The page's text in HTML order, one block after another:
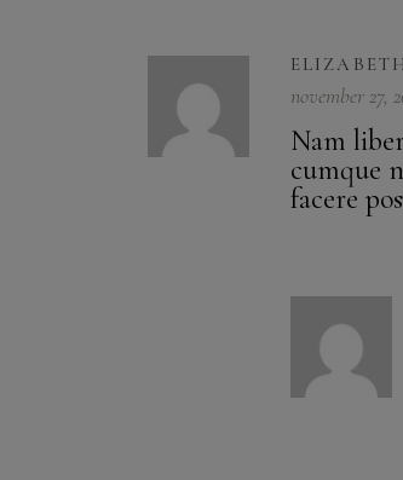
november 27,
Nam
cumque
facere